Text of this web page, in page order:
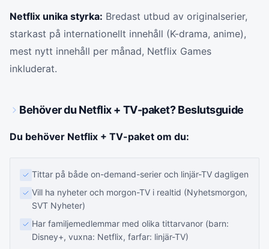
Netflix unika styrka: Bredast utbud av originalserier,
starkast på internationellt innehåll (K-drama, anime),
mest nytt innehåll per månad, Netflix Games
inkluderat.
Behöver du Netflix + TV-paket? Beslutsguide
Du behöver Netflix + TV-paket om du:
Tittar på både on-demand-serier och linjär-TV dagligen
Vill ha nyheter och morgon-TV i realtid (Nyhetsmorgon,
SVT Nyheter)
Har familjemedlemmar med olika tittarvanor (barn:
Disney+, vuxna: Netflix, farfar: linjär-TV)